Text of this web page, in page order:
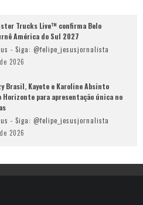
Trucks Live™ confirma Belo
América do Sul 2027
- Siga: @felipe_jesusjornalista
2026
Brasil, Kayete e Karoline Absinto
Horizonte para apresentação única no
- Siga: @felipe_jesusjornalista
2026